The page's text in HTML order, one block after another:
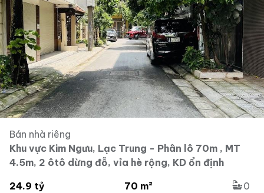
Bán nhà riêng
Khu vực Kim Ngưu, Lạc Trung - Phân lô 70m , MT
4.5m, 2 ôtô dừng đỗ, vỉa hè rộng, KD ổn định
24.9 tỷ
70 m²
0